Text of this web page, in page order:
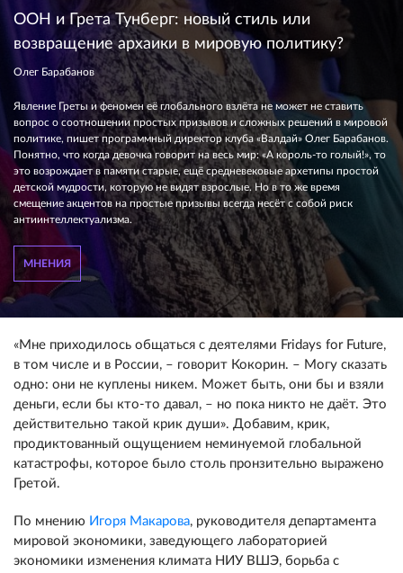
ООН и Грета Тунберг: новый стиль или
возвращение архаики в мировую политику?
Олег Барабанов
Явление Греты и феномен её глобального взлёта не может не ставить
вопрос о соотношении простых призывов и сложных решений в мировой
политике, пишет программный директор клуба «Валдай» Олег Барабанов.
Понятно, что когда девочка говорит на весь мир: «А король-то голый!», то
это возрождает в памяти старые, ещё средневековые архетипы простой
детской мудрости, которую не видят взрослые. Но в то же время
смещение акцентов на простые призывы всегда несёт с собой риск
антиинтеллектуализма.
МНЕНИЯ
«Мне приходилось общаться с деятелями Fridays for Future,
в том числе и в России, – говорит Кокорин. – Могу сказать
одно: они не куплены никем. Может быть, они бы и взяли
деньги, если бы кто-то давал, – но пока никто не даёт. Это
действительно такой крик души». Добавим, крик,
продиктованный ощущением неминуемой глобальной
катастрофы, которое было столь пронзительно выражено
Гретой.
По мнению Игоря Макарова, руководителя департамента
мировой экономики, заведующего лабораторией
экономики изменения климата НИУ ВШЭ, борьба с